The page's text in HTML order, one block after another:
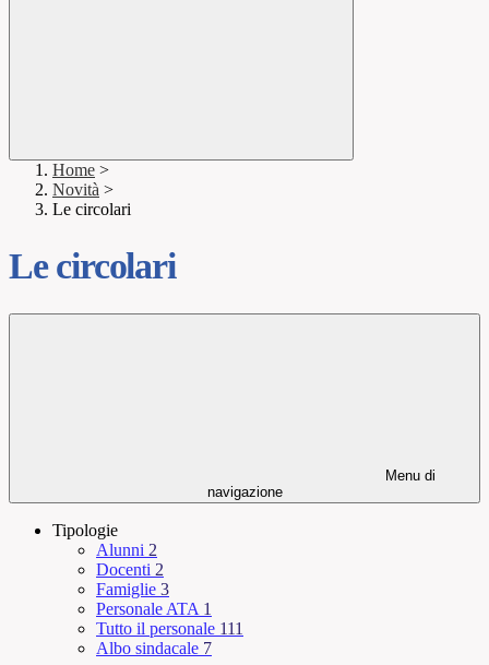
Home >
Novità >
Le circolari
Le circolari
Menu di
navigazione
Tipologie
Alunni 2
Docenti 2
Famiglie 3
Personale ATA 1
Tutto il personale 111
Albo sindacale 7